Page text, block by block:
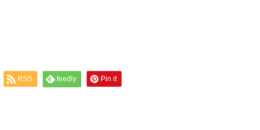
RSS feedly Pin it